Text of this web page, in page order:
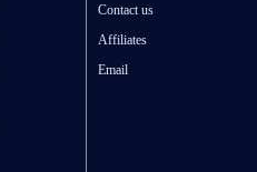
Contact us
Affiliates
Email